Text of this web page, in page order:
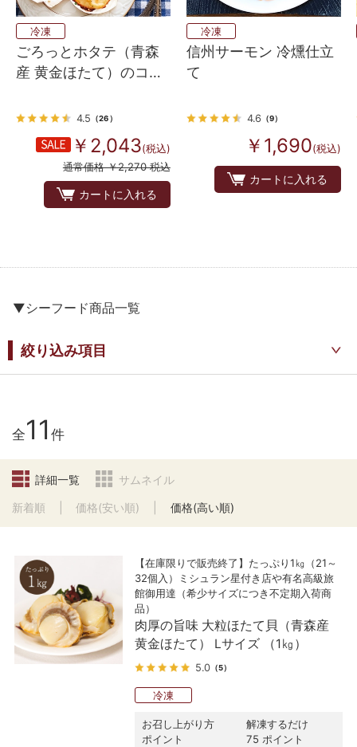
冷凍
ごろっとホタテ（青森
産 黄金ほたて）のコキ
入り
4.5 （26）
￥2,043(税込)
通常価格 ￥2,270 税込
カートに入れる
冷凍
信州サーモン 冷燻仕立
て
4.6 （9）
￥1,690(税込)
カートに入れる
▼シーフード商品一覧
絞り込み項目
全11 件
詳細一覧 サムネイル
新着順 価格(安い順) 価格(高い順)
【在庫限りで販売終了】たっぷり1㎏（21～
32個入）ミシュラン星付き店や有名高級旅
館御用達（希少サイズにつき不定期入荷商
品）
肉厚の旨味 大粒ほたて貝（青森産
黄金ほたて） Lサイズ （1㎏）
5.0 （5）
冷凍
お召し上がり方
解凍するだけ
ポイント
75 ポイント